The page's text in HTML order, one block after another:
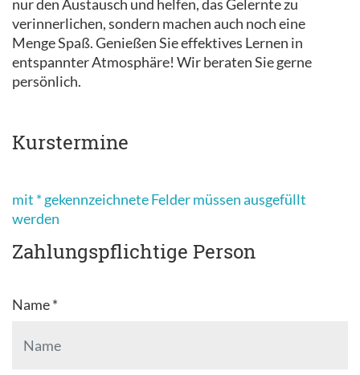
nur den Austausch und helfen, das Gelernte zu
verinnerlichen, sondern machen auch noch eine
Menge Spaß. Genießen Sie effektives Lernen in
entspannter Atmosphäre! Wir beraten Sie gerne
persönlich.
Kurstermine
mit * gekennzeichnete Felder müssen ausgefüllt
werden
Zahlungspflichtige Person
Name *